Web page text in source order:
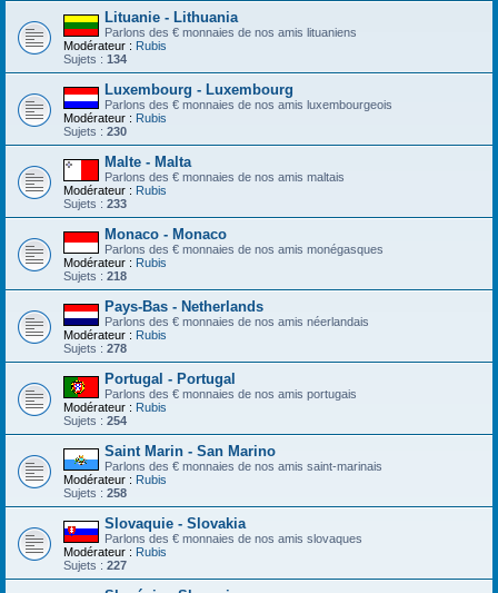
Lituanie - Lithuania
Parlons des € monnaies de nos amis lituaniens
Modérateur : Rubis
Sujets : 134
Luxembourg - Luxembourg
Parlons des € monnaies de nos amis luxembourgeois
Modérateur : Rubis
Sujets : 230
Malte - Malta
Parlons des € monnaies de nos amis maltais
Modérateur : Rubis
Sujets : 233
Monaco - Monaco
Parlons des € monnaies de nos amis monégasques
Modérateur : Rubis
Sujets : 218
Pays-Bas - Netherlands
Parlons des € monnaies de nos amis néerlandais
Modérateur : Rubis
Sujets : 278
Portugal - Portugal
Parlons des € monnaies de nos amis portugais
Modérateur : Rubis
Sujets : 254
Saint Marin - San Marino
Parlons des € monnaies de nos amis saint-marinais
Modérateur : Rubis
Sujets : 258
Slovaquie - Slovakia
Parlons des € monnaies de nos amis slovaques
Modérateur : Rubis
Sujets : 227